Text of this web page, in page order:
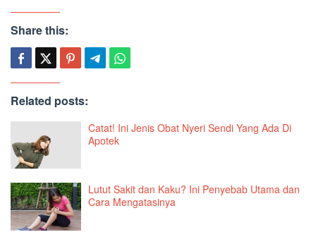
Share this:
Related posts:
Catat! Ini Jenis Obat Nyeri Sendi Yang Ada Di
Apotek
Lutut Sakit dan Kaku? Ini Penyebab Utama dan
Cara Mengatasinya